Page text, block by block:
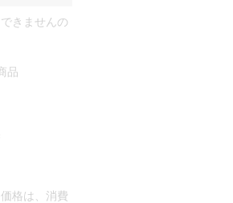
きませんの
品
格は、消費